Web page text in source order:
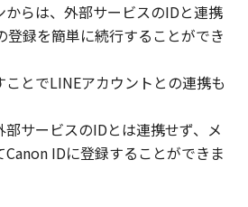
らは、外部サービスのIDと連携
登録を簡単に続行することができ
ことでLINEアカウントとの連携も
サービスのIDとは連携せず、メ
IDに登録することができま